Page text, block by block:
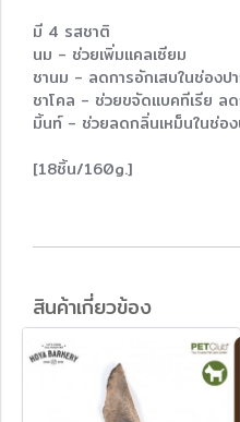
มี 4 รสชาติ
นม - ช่วยเพิ่มแคลเซียม
ชานม - ลดการอักเสบในช่องป
ชาโคล - ช่วยขจัดแบคทีเรีย ล
มิ้นท์ - ช่วยลดกลิ่นเหม็นในช่อง
[18ชิ้น/160g.]
สินค้าเกี่ยวข้อง